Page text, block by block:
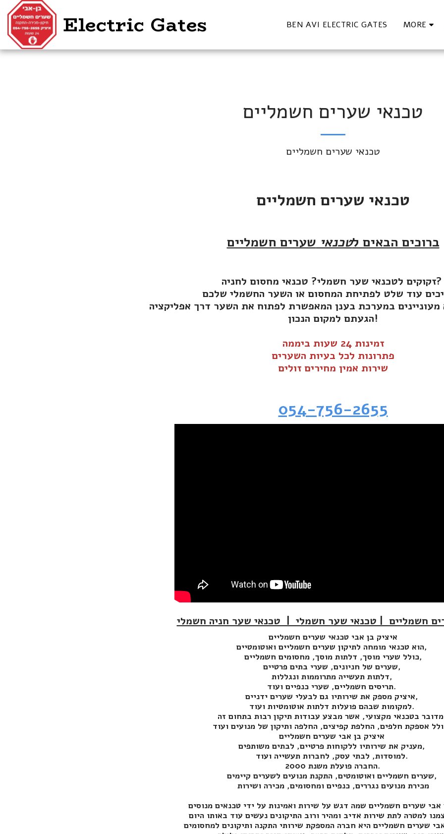
Electric Gates BEN AVI ELECTRIC GATES MORE
טכנאי שערים חשמליים
טכנאי שערים חשמליים
טכנאי שערים חשמליים
ברוכים הבאים לטכנאי שערים חשמליים
זקוקים לטכנאי שער חשמלי? טכנאי מחסום לחניה?
הגעתם למקום הנכון!
זמינות 24 שעות ביממה
פתרונות לכל בעיות השערים
שירות אמין מחירים זולים
054-756-2655
חשמליים | טכנאי שער חשמלי | טכנאי שער חניה חשמלי
איציק בן אבי טכנאי שערים חשמליים
הוא טכנאי מומחה לתיקון שערים חשמליים ואוטומטיים,
כולל שערי מוסך, דלתות מוסך, מחסומים חשמליים,
שערים של חניונים, שערי בתים פרטיים,
דלתות תעשייה מתרוממות ונגללות,
תריסים חשמליים, שערי כנפיים ועוד.
איציק מספק את שירותיו גם לבעלי שערים ידניים,
למקומות שבהם פועלות דלתות אוטומטיות ועוד.
רבות בתחום זה,
מעניק את שירותיו ללקוחות פרטיים, לבתים משותפים,
למוסדות, לבתי עסק, לחברות תעשייה ועוד.
החברה פועלת משנת 2000.
שערים חשמליים ואוטומטים, התקנת מנועים לשערים קיימים,
מכירת מנועים נגררים, כנפיים ומחסומים, מכירה ושירות